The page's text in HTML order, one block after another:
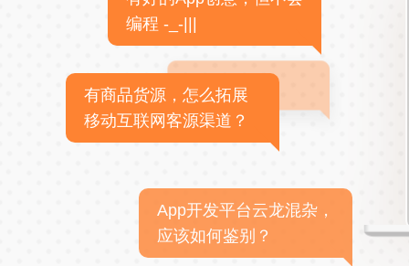
编程 -_-|||
有商品货源，怎么拓展
移动互联网客源渠道？
App开发平台云龙混杂，
应该如何鉴别？